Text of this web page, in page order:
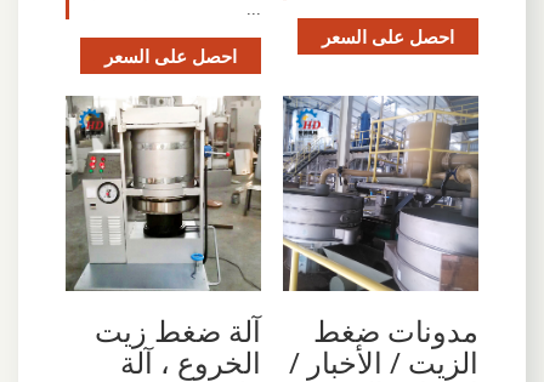
احصل على السعر
احصل على السعر
مدونات ضغط
الزيت / الأخبار /
آلة ضغط زيت
الخروع ، آلة